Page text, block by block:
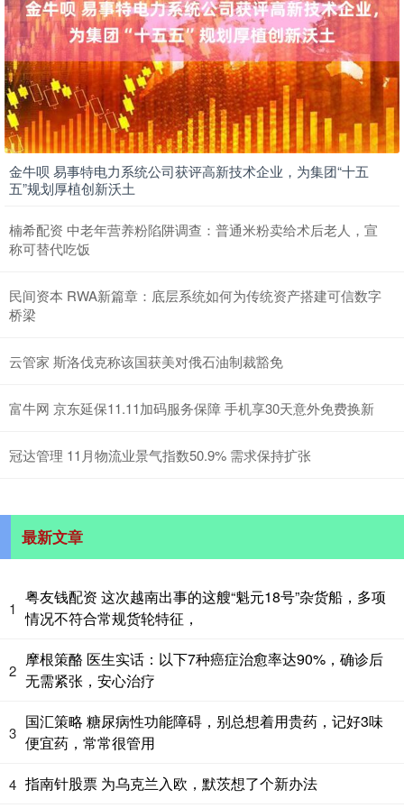
金牛呗 易事特电力系统公司获评高新技术企业，为集团“十五
五”规划厚植创新沃土
楠希配资 中老年营养粉陷阱调查：普通米粉卖给术后老人，宣
称可替代吃饭
民间资本 RWA新篇章：底层系统如何为传统资产搭建可信数字
桥梁
云管家 斯洛伐克称该国获美对俄石油制裁豁免
富牛网 京东延保11.11加码服务保障 手机享30天意外免费换新
冠达管理 11月物流业景气指数50.9% 需求保持扩张
最新文章
1
粤友钱配资 这次越南出事的这艘“魁元18号”杂货船，多项
情况不符合常规货轮特征，
2
摩根策酪 医生实话：以下7种癌症治愈率达90%，确诊后
无需紧张，安心治疗
3
国汇策略 糖尿病性功能障碍，别总想着用贵药，记好3味
便宜药，常常很管用
4 指南针股票 为乌克兰入欧，默茨想了个新办法